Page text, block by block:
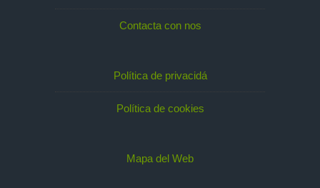
Contacta con nos
Política de privacidá
Política de cookies
Mapa del Web